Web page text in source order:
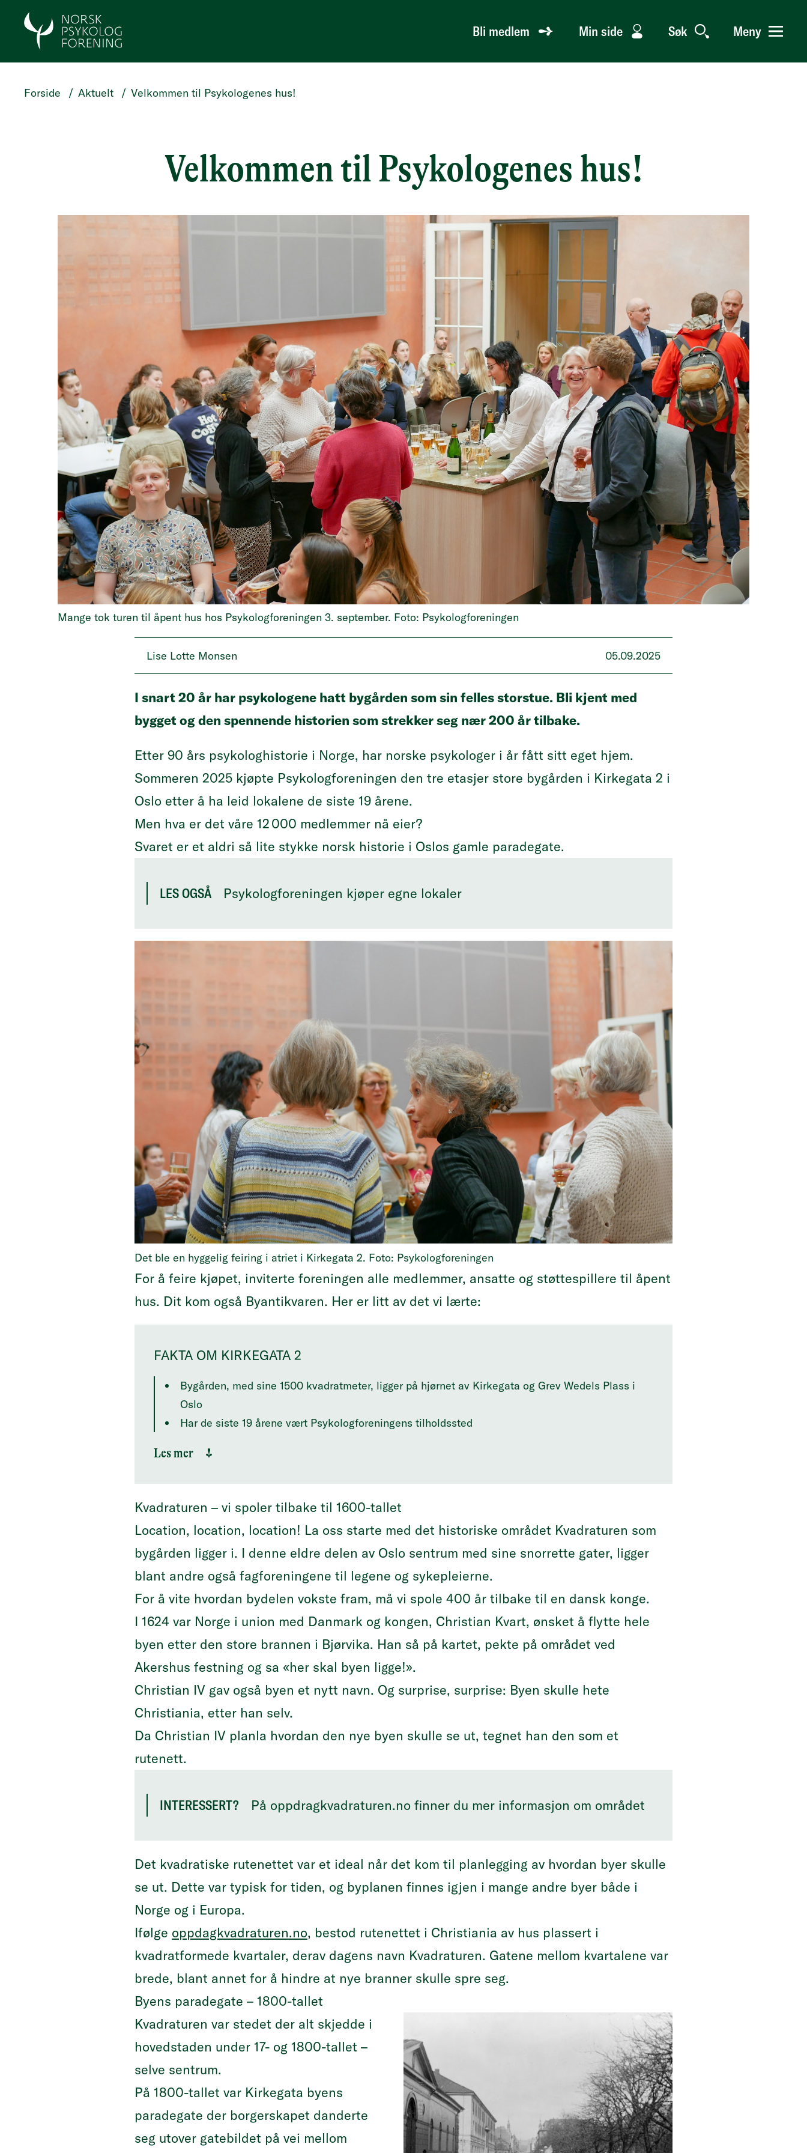
HOPP TIL HOVEDINNHOLD
Bli medlem Min side Søk Meny
Forside / Aktuelt / Velkommen til Psykologenes hus!
Velkommen til Psykologenes hus!
Mange tok turen til åpent hus hos Psykologforeningen 3. september. Foto: Psykologforeningen
Lise Lotte Monsen 05.09.2025
I snart 20 år har psykologene hatt bygården som sin felles storstue. Bli kjent med
bygget og den spennende historien som strekker seg nær 200 år tilbake.
Etter 90 års psykologhistorie i Norge, har norske psykologer i år fått sitt eget hjem.
Sommeren 2025 kjøpte Psykologforeningen den tre etasjer store bygården i Kirkegata 2 i
Oslo etter å ha leid lokalene de siste 19 årene.
Men hva er det våre 12 000 medlemmer nå eier?
Svaret er et aldri så lite stykke norsk historie i Oslos gamle paradegate.
LES OGSÅ Psykologforeningen kjøper egne lokaler
Det ble en hyggelig feiring i atriet i Kirkegata 2. Foto: Psykologforeningen
For å feire kjøpet, inviterte foreningen alle medlemmer, ansatte og støttespillere til åpent
hus. Dit kom også Byantikvaren. Her er litt av det vi lærte:
FAKTA OM KIRKEGATA 2
Bygården, med sine 1500 kvadratmeter, ligger på hjørnet av Kirkegata og Grev Wedels Plass i
Oslo
Har de siste 19 årene vært Psykologforeningens tilholdssted
Bygget som er fra 1840, ligger i en av de opprinnelige gatene fra Christian kvarts byplan fra 1624
Les mer
Kvadraturen – vi spoler tilbake til 1600-tallet
Location, location, location! La oss starte med det historiske området Kvadraturen som
bygården ligger i. I denne eldre delen av Oslo sentrum med sine snorrette gater, ligger
blant andre også fagforeningene til legene og sykepleierne.
For å vite hvordan bydelen vokste fram, må vi spole 400 år tilbake til en dansk konge.
I 1624 var Norge i union med Danmark og kongen, Christian Kvart, ønsket å flytte hele
byen etter den store brannen i Bjørvika. Han så på kartet, pekte på området ved
Akershus festning og sa «her skal byen ligge!».
Christian IV gav også byen et nytt navn. Og surprise, surprise: Byen skulle hete
Christiania, etter han selv.
Da Christian IV planla hvordan den nye byen skulle se ut, tegnet han den som et
rutenett.
INTERESSERT? På oppdragkvadraturen.no finner du mer informasjon om området
Det kvadratiske rutenettet var et ideal når det kom til planlegging av hvordan byer skulle
se ut. Dette var typisk for tiden, og byplanen finnes igjen i mange andre byer både i
Norge og i Europa.
Ifølge oppdagkvadraturen.no, bestod rutenettet i Christiania av hus plassert i
kvadratformede kvartaler, derav dagens navn Kvadraturen. Gatene mellom kvartalene var
brede, blant annet for å hindre at nye branner skulle spre seg.
Byens paradegate – 1800-tallet
Kvadraturen var stedet der alt skjedde i
hovedstaden under 17- og 1800-tallet –
selve sentrum.
På 1800-tallet var Kirkegata byens
paradegate der borgerskapet danderte
seg utover gatebildet på vei mellom